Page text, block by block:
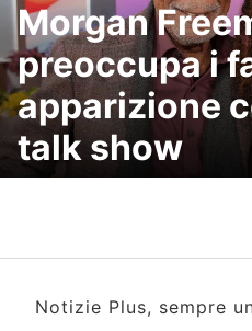
Morgan
preoccupa i
apparizione
talk show
Notizie Plus, sempre